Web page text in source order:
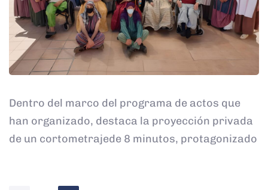
Dentro del marco del programa de actos que
han organizado, destaca la proyección privada
de un cortometrajede 8 minutos, protagonizado